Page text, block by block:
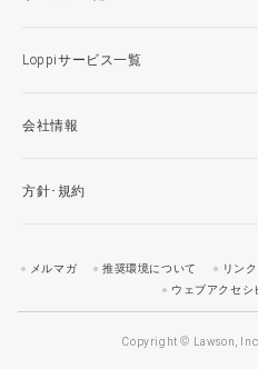
Loppiサービス一覧
会社情報
方針･規約
メルマガ 推奨環境について リン
ウェブアクセシ
Copyright © Lawson,